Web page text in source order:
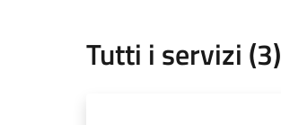
Tutti i servizi (3)